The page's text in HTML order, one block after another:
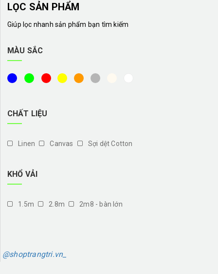
LỌC SẢN PHẨM
Giúp lọc nhanh sản phẩm bạn tìm kiếm
MÀU SẮC
CHẤT LIỆU
Linen Canvas Sợi dệt Cotton
KHỔ VẢI
1.5m 2.8m 2m8 - bàn lớn
@shoptrangtri.vn_